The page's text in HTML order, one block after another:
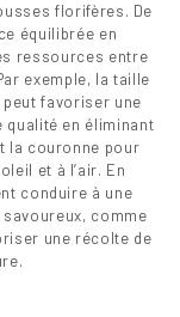
florifères. De
équilibrée en
ressources entre
exemple, la taille
favoriser une
qualité en éliminant
la couronne pour
et à l’air. En
conduire à une
comme
une récolte de